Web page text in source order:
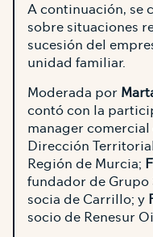
A continuación, se
sobre situaciones
sucesión del
unidad familiar.
Moderada por
contó con la
manager comercial
Dirección
Región de Murcia;
fundador de Grupo
socia de Carrillo; y
socio de Renesur